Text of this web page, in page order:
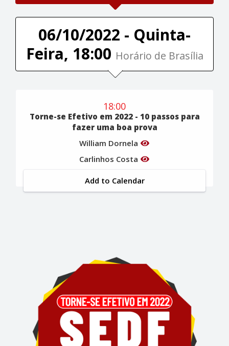
06/10/2022 - Quinta-
Feira, 18:00 Horário de Brasília
18:00
Torne-se Efetivo em 2022 - 10 passos para
fazer uma boa prova
William Dornela
Carlinhos Costa
Add to Calendar